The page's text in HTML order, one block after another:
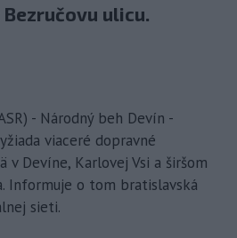
ulicu.
- Národný beh Devín -
viaceré dopravné
v Devíne, Karlovej Vsi a širšom
Informuje o tom bratislavská
sieti.